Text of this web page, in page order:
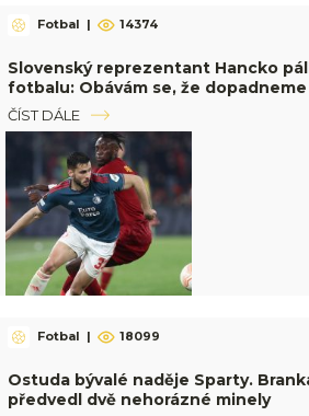
Fotbal | 14374
Slovenský reprezentant Hancko
fotbalu: Obávám se, že
ČÍST DÁLE
Fotbal | 18099
Ostuda bývalé naděje Sparty.
předvedl dvě nehorázné minely